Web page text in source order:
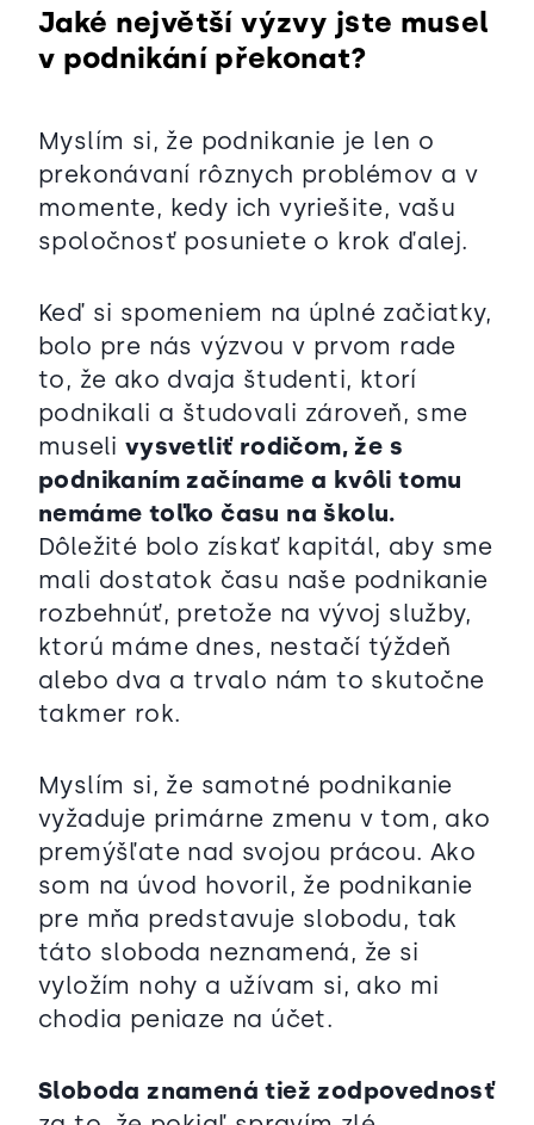
Jaké největší výzvy jste musel
v podnikání překonat?
Myslím si, že podnikanie je len o
prekonávaní rôznych problémov a v
momente, kedy ich vyriešite, vašu
spoločnosť posuniete o krok ďalej.
Keď si spomeniem na úplné začiatky,
bolo pre nás výzvou v prvom rade
to, že ako dvaja študenti, ktorí
podnikali a študovali zároveň, sme
museli vysvetliť rodičom, že s
podnikaním začíname a kvôli tomu
nemáme toľko času na školu.
Dôležité bolo získať kapitál, aby sme
mali dostatok času naše podnikanie
rozbehnúť, pretože na vývoj služby,
ktorú máme dnes, nestačí týždeň
alebo dva a trvalo nám to skutočne
takmer rok.
Myslím si, že samotné podnikanie
vyžaduje primárne zmenu v tom, ako
premýšľate nad svojou prácou. Ako
som na úvod hovoril, že podnikanie
pre mňa predstavuje slobodu, tak
táto sloboda neznamená, že si
vyložím nohy a užívam si, ako mi
chodia peniaze na účet.
Sloboda znamená tiež zodpovednosť